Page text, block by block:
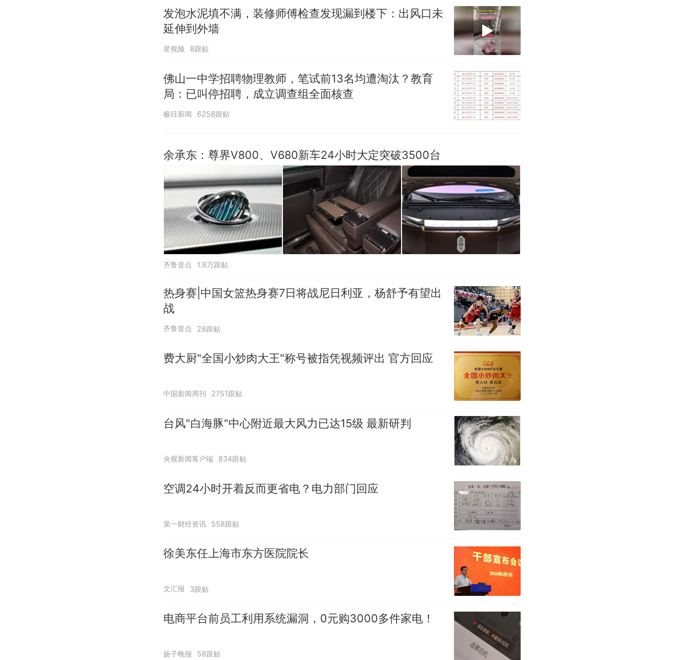
佛山一中学招聘物理教师，笔试前13名均遭淘汰？教育局：已叫停
热 那个在床头放菜刀的女孩，因老师一句“跟我回家”改写了人生
发泡水泥填不满，装修师傅检查发现漏到楼下：出风口未
延伸到外墙
星视频 8跟贴
佛山一中学招聘物理教师，笔试前13名均遭淘汰？教育
局：已叫停招聘，成立调查组全面核查
极目新闻 6258跟贴
余承东：尊界V800、V680新车24小时大定突破3500台
齐鲁壹点 1.8万跟贴
热身赛|中国女篮热身赛7日将战尼日利亚，杨舒予有望出
战
齐鲁壹点 28跟贴
费大厨"全国小炒肉大王"称号被指凭视频评出 官方回应
中国新闻周刊 2751跟贴
台风"白海豚"中心附近最大风力已达15级 最新研判
央视新闻客户端 834跟贴
空调24小时开着反而更省电？电力部门回应
第一财经资讯 558跟贴
徐美东任上海市东方医院院长
文汇报 3跟贴
电商平台前员工利用系统漏洞，0元购3000多件家电！
扬子晚报 58跟贴